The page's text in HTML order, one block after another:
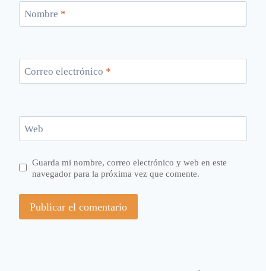
Nombre *
Correo electrónico *
Web
Guarda mi nombre, correo electrónico y web en este
navegador para la próxima vez que comente.